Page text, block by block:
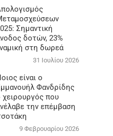
Σημαντική
δοτών, 23%
στη δωρεά
31 Ιουλίου 2026
είναι ο
Φανδρίδης
χειρουργός που
την επέμβαση
9 Φεβρουαρίου 2026